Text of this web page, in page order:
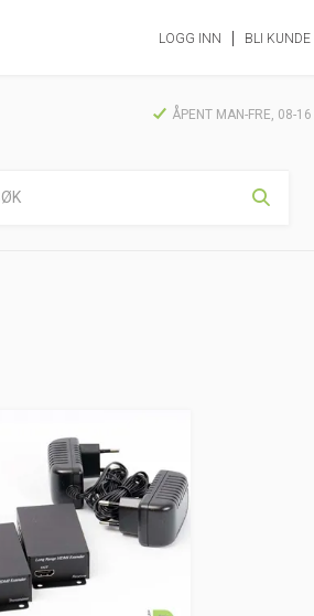
LOGG INN BLI KUNDE
ÅPENT MAN-FRE, 08-16